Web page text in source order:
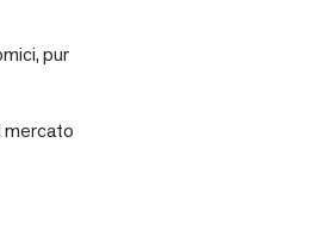
pur
mercato